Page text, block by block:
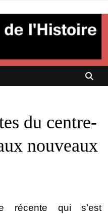
du centre-
nouveaux
récente qui s’est